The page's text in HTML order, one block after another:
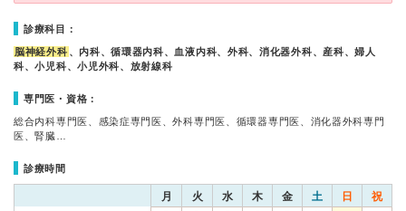
診療科目：
脳神経外科 、内科、循環器内科、血液内科、外科、消化器外科、産科、婦人
科、小児科、小児外科、放射線科
専門医・資格：
総合内科専門医、感染症専門医、外科専門医、循環器専門医、消化器外科専門
医、腎臓…
診療時間
月 火 水 木 金 土 日 祝